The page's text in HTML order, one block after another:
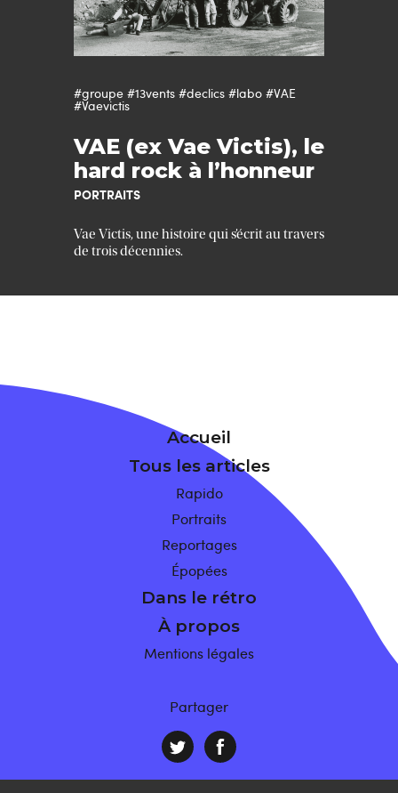
#groupe #13vents #declics #labo #VAE
#Vaevictis
VAE (ex Vae Victis), le
hard rock à l’honneur
PORTRAITS
Vae Victis, une histoire qui s’écrit au travers
de trois décennies.
Accueil
Tous les articles
Rapido
Portraits
Reportages
Épopées
Dans le rétro
À propos
Mentions légales
Partager